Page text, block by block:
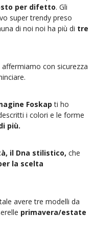
per difetto. Gli
super trendy preso
di noi noi ha più di tre
con sicurezza
Foskap ti ho
i colori e le forme
più.
il Dna stilistico, che
la scelta
avere tre modelli da
primavera/estate